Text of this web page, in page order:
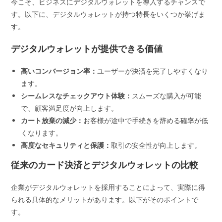
す。以下に、デジタルウォレットが持つ特長をいくつか挙げま
す。
デジタルウォレットが提供できる価値
高いコンバージョン率：ユーザーが決済を完了しやすくなり
ます。
シームレスなチェックアウト体験： スムーズな購入が可能
で、顧客満足度が向上します。
カート放棄の減少： お客様が途中で手続きを辞める確率が低
くなります。
高度なセキュリティと保護：取引の安全性が向上します。
従来のカード決済とデジタルウォレットの比較
企業がデジタルウォレットを採用することによって、実際に得
られる具体的なメリットがあります。以下がそのポイントで
す。